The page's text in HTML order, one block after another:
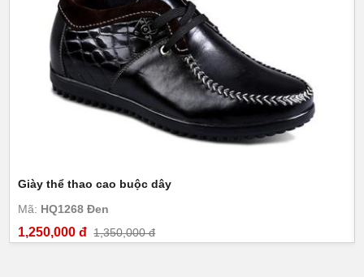
Giày thể thao cao buộc dây
Mã: HQ1268 Đen
1,250,000 đ 1,350,000 đ